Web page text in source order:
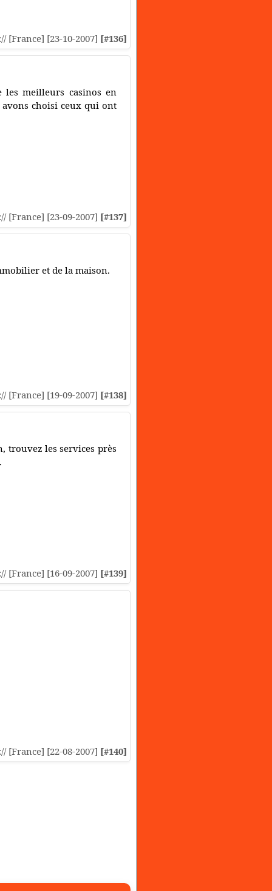
[France] [23-10-2007] [#136]
les meilleurs casinos en
avons choisi ceux qui ont
[France] [23-09-2007] [#137]
et de la maison.
[France] [19-09-2007] [#138]
trouvez les services près
[France] [16-09-2007] [#139]
[France] [22-08-2007] [#140]